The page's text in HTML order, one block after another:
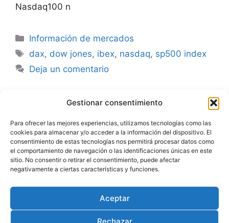
Gestionar consentimiento
Para ofrecer las mejores experiencias, utilizamos tecnologías como las
cookies para almacenar y/o acceder a la información del dispositivo. El
consentimiento de estas tecnologías nos permitirá procesar datos como
el comportamiento de navegación o las identificaciones únicas en este
sitio. No consentir o retirar el consentimiento, puede afectar
negativamente a ciertas características y funciones.
Aceptar
Rechazar
Nasdaq100 n
Categorías
Información de mercados
Etiquetas
dax, dow jones, ibex, nasdaq, sp500 index
Deja un comentario
Advertencia
Política de privacidad
Aviso legal
Política de cookies